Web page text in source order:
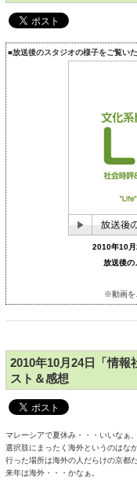
■放送後のスタジオの様子をご覧い
2010年10月
放送後の
※動画を
2010年10月24日「情報
スト＆感想
マレーシアで夏休み・・・いいなぁ
選択肢にまったく海外というのはな
行った場所は海外の人だらけの京都
来年は海外・・・かなぁ。